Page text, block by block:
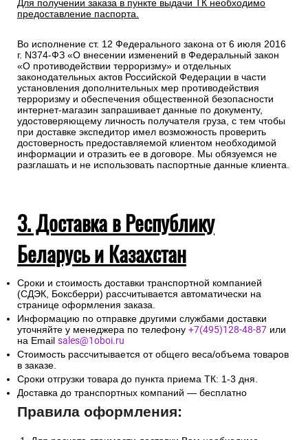
Для получении заказа в пункте выдачи ТК необходимо
предоставление паспорта.
Во исполнение ст. 12 Федерального закона от 6 июля 2016
г. N374-ФЗ «О внесении изменений в Федеральный закон
«О противодействии терроризму» и отдельных
законодательных актов Российской Федерации в части
установления дополнительных мер противодействия
терроризму и обеспечения общественной безопасности
интернет-магазин запрашивает данные по документу,
удостоверяющему личность получателя груза, с тем чтобы
при доставке экспедитор имел возможность проверить
достоверность предоставляемой клиентом необходимой
информации и отразить ее в договоре. Мы обязуемся не
разглашать и не использовать паспортные данные клиента.
3. Доставка в Республику
Беларусь и Казахстан
Сроки и стоимость доставки транспортной компанией
(СДЭК, Боксберри) рассчитывается автоматически на
странице оформления заказа.
Информацию по отправке другими службами доставки
уточняйте у менеджера по телефону +7(495)128-48-87 или
на Email sales@1oboi.ru
Стоимость рассчитывается от общего веса/объема товаров
в заказе.
Сроки отгрузки товара до пункта приема ТК: 1-3 дня.
Доставка до транспортных компаний — бесплатно
Правила оформления: